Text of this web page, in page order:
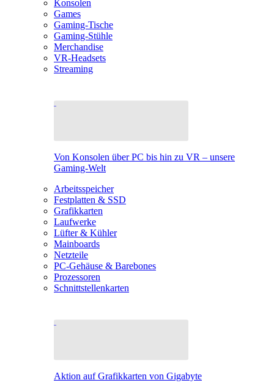
Konsolen
Games
Gaming-Tische
Gaming-Stühle
Merchandise
VR-Headsets
Streaming
Von Konsolen über PC bis hin zu VR – unsere
Gaming-Welt
Arbeitsspeicher
Festplatten & SSD
Grafikkarten
Laufwerke
Lüfter & Kühler
Mainboards
Netzteile
PC-Gehäuse & Barebones
Prozessoren
Schnittstellenkarten
Aktion auf Grafikkarten von Gigabyte